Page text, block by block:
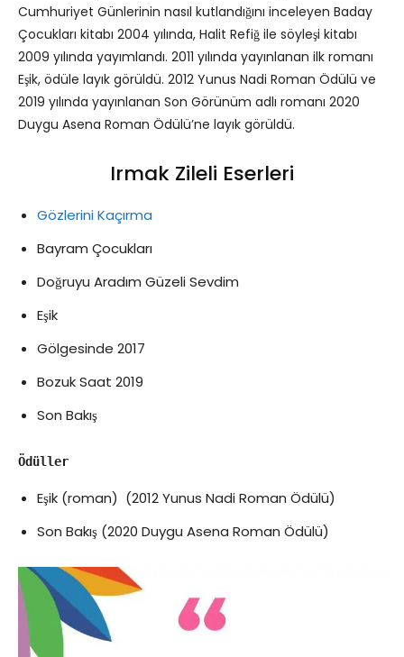
Cumhuriyet Günlerinin nasıl kutlandığını inceleyen Baday
Çocukları kitabı 2004 yılında, Halit Refiğ ile söyleşi kitabı
2009 yılında yayımlandı. 2011 yılında yayınlanan ilk romanı
Eşik, ödüle layık görüldü. 2012 Yunus Nadi Roman Ödülü ve
2019 yılında yayınlanan Son Görünüm adlı romanı 2020
Duygu Asena Roman Ödülü’ne layık görüldü.
Irmak Zileli Eserleri
Gözlerini Kaçırma
Bayram Çocukları
Doğruyu Aradım Güzeli Sevdim
Eşik
Gölgesinde 2017
Bozuk Saat 2019
Son Bakış
Ödüller
Eşik (roman) (2012 Yunus Nadi Roman Ödülü)
Son Bakış (2020 Duygu Asena Roman Ödülü)